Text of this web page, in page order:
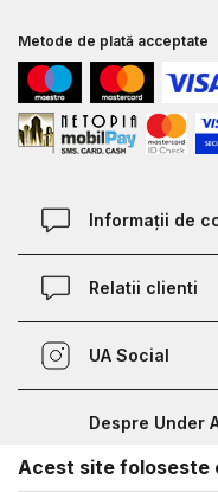
Metode de plată acceptate
Informații de
Contact
Defineste marimea
Nota de informare
Relatii clienti
Termeni si conditii
Certificat garantie
UA Social
Despre Under
Despre noi
Acest site foloseste